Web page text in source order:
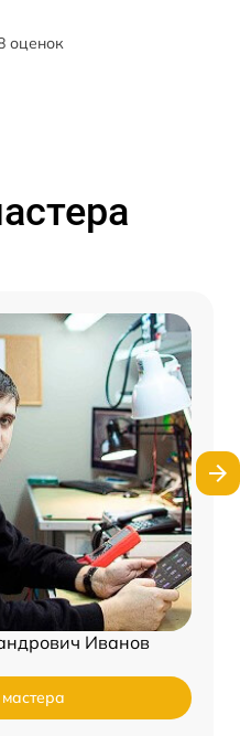
оценок
Иванов